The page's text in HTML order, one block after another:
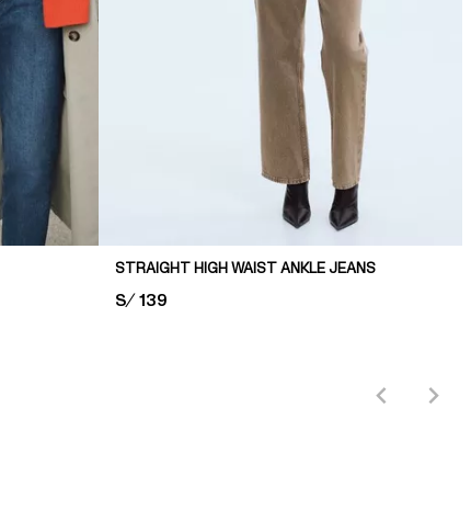
STRAIGHT HIGH WAIST ANKLE JEANS
PRICE:
S/ 139